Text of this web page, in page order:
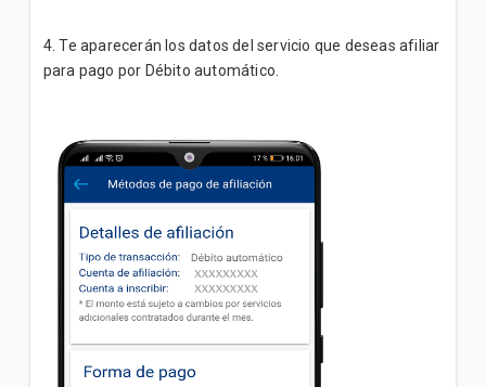
4. Te aparecerán los datos del servicio que deseas afiliar
para pago por Débito automático.